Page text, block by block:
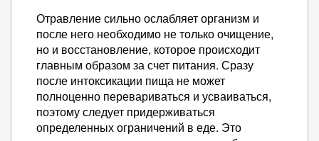
Отравление сильно ослабляет организм и
после него необходимо не только очищение,
но и восстановление, которое происходит
главным образом за счет питания. Сразу
после интоксикации пища не может
полноценно перевариваться и усваиваться,
поэтому следует придерживаться
определенных ограничений в еде. Это